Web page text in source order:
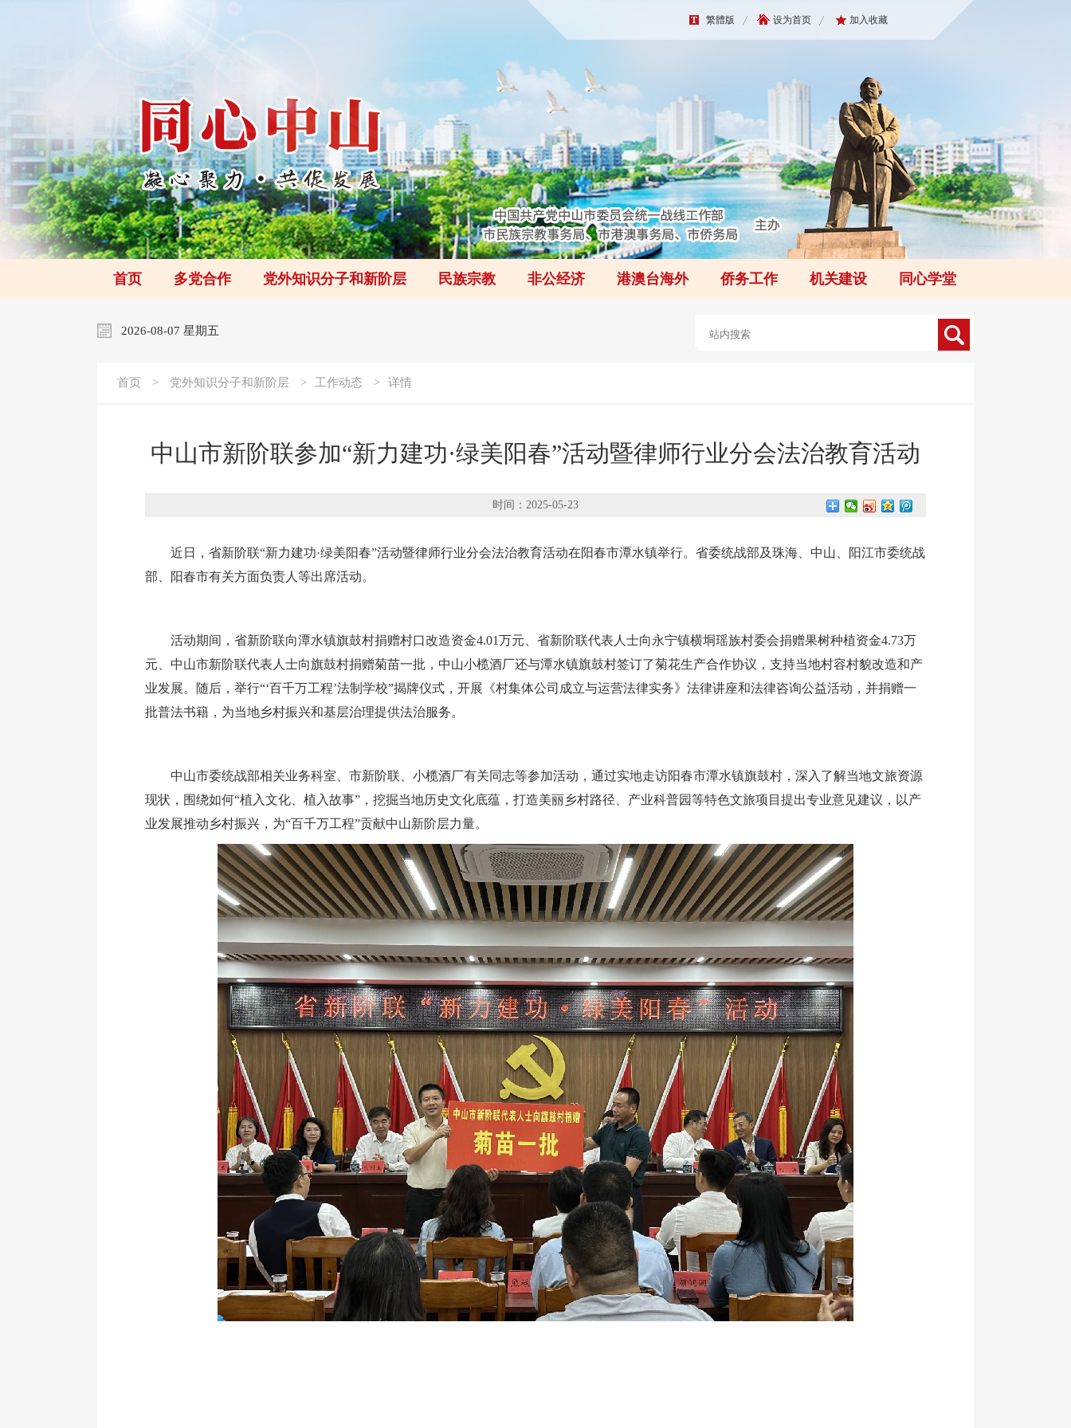
繁體版 设为首页 加入收藏
首页 多党合作 党外知识分子和新阶层 民族宗教 非公经济 港澳台海外 侨务工作 机关建设 同心学堂
2026-08-07 星期五
首页 > 党外知识分子和新阶层 > 工作动态 > 详情
中山市新阶联参加“新力建功·绿美阳春”活动暨律师行业分会法治教育活动
时间：2025-05-23
近日，省新阶联“新力建功·绿美阳春”活动暨律师行业分会法治教育活动在阳春市潭水镇举行。省委统战部及珠海、中山、阳江市委统战
部、阳春市有关方面负责人等出席活动。
活动期间，省新阶联向潭水镇旗鼓村捐赠村口改造资金4.01万元、省新阶联代表人士向永宁镇横垌瑶族村委会捐赠果树种植资金4.73万
元、中山市新阶联代表人士向旗鼓村捐赠菊苗一批，中山小榄酒厂还与潭水镇旗鼓村签订了菊花生产合作协议，支持当地村容村貌改造和产
业发展。随后，举行“‘百千万工程’法制学校”揭牌仪式，开展《村集体公司成立与运营法律实务》法律讲座和法律咨询公益活动，并捐赠一
批普法书籍，为当地乡村振兴和基层治理提供法治服务。
中山市委统战部相关业务科室、市新阶联、小榄酒厂有关同志等参加活动，通过实地走访阳春市潭水镇旗鼓村，深入了解当地文旅资源
现状，围绕如何“植入文化、植入故事”，挖掘当地历史文化底蕴，打造美丽乡村路径、产业科普园等特色文旅项目提出专业意见建议，以产
业发展推动乡村振兴，为“百千万工程”贡献中山新阶层力量。